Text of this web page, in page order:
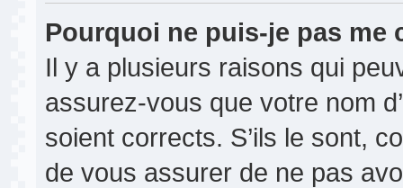
Pourquoi ne puis-je pas me
Il y a plusieurs raisons qui
assurez-vous que votre nom
soient corrects. S’ils le sont,
de vous assurer de ne pas